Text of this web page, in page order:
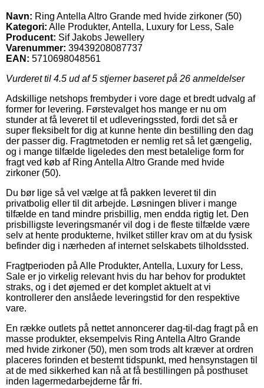
Navn: Ring Antella Altro Grande med hvide zirkoner (50)
Kategori: Alle Produkter, Antella, Luxury for Less, Sale
Producent: Sif Jakobs Jewellery
Varenummer: 39439208087737
EAN: 5710698048561
Vurderet til 4.5 ud af 5 stjerner baseret på 26 anmeldelser
Adskillige netshops frembyder i vore dage et bredt udvalg af
former for levering. Førstevalget hos mange er nu om
stunder at få leveret til et udleveringssted, fordi det så er
super fleksibelt for dig at kunne hente din bestilling den dag
der passer dig. Fragtmetoden er nemlig ret så let gængelig,
og i mange tilfælde ligeledes den mest betalelige form for
fragt ved køb af Ring Antella Altro Grande med hvide
zirkoner (50).
Du bør lige så vel vælge at få pakken leveret til din
privatbolig eller til dit arbejde. Løsningen bliver i mange
tilfælde en tand mindre prisbillig, men endda rigtig let. Den
prisbilligste leveringsmanér vil dog i de fleste tilfælde være
selv at hente produkterne, hvilket stiller krav om at du fysisk
befinder dig i nærheden af internet selskabets tilholdssted.
Fragtperioden på Alle Produkter, Antella, Luxury for Less,
Sale er jo virkelig relevant hvis du har behov for produktet
straks, og i det øjemed er det komplet aktuelt at vi
kontrollerer den anslåede leveringstid for den respektive
vare.
En række outlets på nettet annoncerer dag-til-dag fragt på en
masse produkter, eksempelvis Ring Antella Altro Grande
med hvide zirkoner (50), men som trods alt kræver at ordren
placeres forinden et bestemt tidspunkt, med hensynstagen til
at de med sikkerhed kan nå at få bestillingen på posthuset
inden lagermedarbejderne får fri.